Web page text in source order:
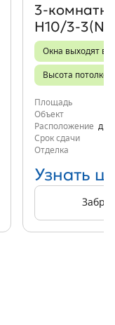
Н10/3-
Окна выходят во
Высота
Площадь
Объект
Расположение
Срок сдачи
Отделка
Узнать